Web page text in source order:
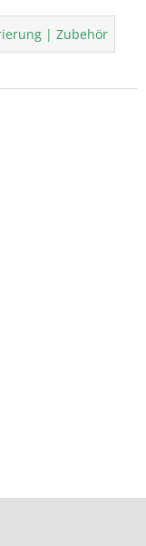
| Zubehör